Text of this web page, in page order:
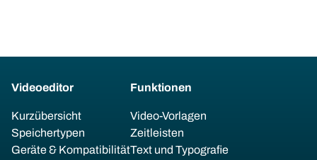
Videoeditor
Kurzübersicht
Speichertypen
Geräte & Kompatibilität
Funktionen
Video-Vorlagen
Zeitleisten
Text und Typografie